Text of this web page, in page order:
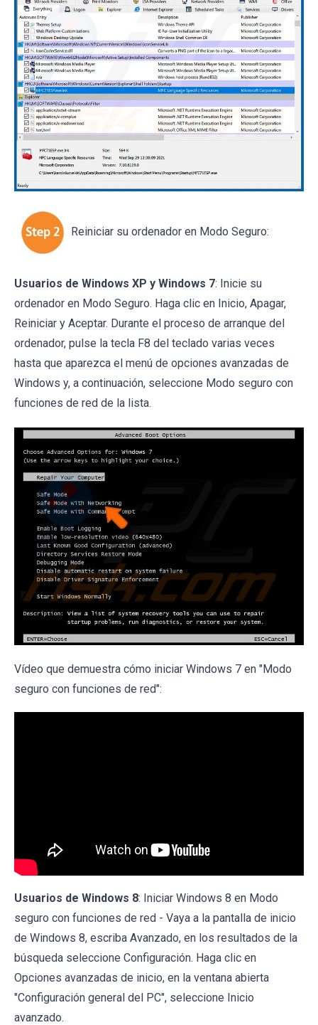
Reiniciar su ordenador en Modo Seguro:
Usuarios de Windows XP y Windows 7: Inicie su
ordenador en Modo Seguro. Haga clic en Inicio, Apagar,
Reiniciar y Aceptar. Durante el proceso de arranque del
ordenador, pulse la tecla F8 del teclado varias veces
hasta que aparezca el menú de opciones avanzadas de
Windows y, a continuación, seleccione Modo seguro con
funciones de red de la lista.
Vídeo que demuestra cómo iniciar Windows 7 en "Modo
seguro con funciones de red":
Usuarios de Windows 8: Iniciar Windows 8 en Modo
seguro con funciones de red - Vaya a la pantalla de inicio
de Windows 8, escriba Avanzado, en los resultados de la
búsqueda seleccione Configuración. Haga clic en
Opciones avanzadas de inicio, en la ventana abierta
"Configuración general del PC", seleccione Inicio
avanzado.